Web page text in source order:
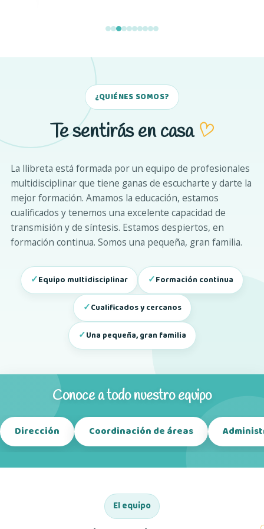
¿QUIÉNES SOMOS?
Te sentirás en casa♡
La llibreta está formada por un equipo de profesionales
multidisciplinar que tiene ganas de escucharte y darte la
mejor formación. Amamos la educación, estamos
cualificados y tenemos una excelente capacidad de
transmisión y de síntesis. Estamos despiertos, en
formación continua. Somos una pequeña, gran familia.
✓Equipo multidisciplinar ✓Formación continua
✓Cualificados y cercanos
✓Una pequeña, gran familia
Conoce a todo nuestro equipo
Dirección Coordinación de áreas
El equipo